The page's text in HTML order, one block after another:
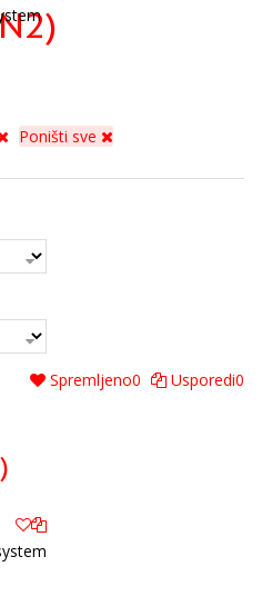
Poništi sve
Spremljeno0 Usporedi0